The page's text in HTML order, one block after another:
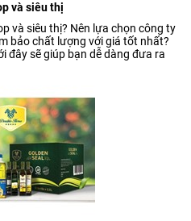
và siêu thị
và siêu thị? Nên lựa chọn công ty
bảo chất lượng với giá tốt nhất?
đây sẽ giúp bạn dễ dàng đưa ra